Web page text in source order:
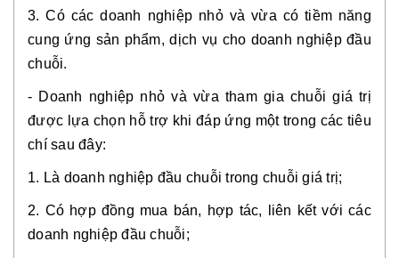
3. Có các doanh nghiệp nhỏ và vừa có tiềm năng
cung ứng sản phẩm, dịch vụ cho doanh nghiệp đầu
chuỗi.
- Doanh nghiệp nhỏ và vừa tham gia chuỗi giá trị
được lựa chọn hỗ trợ khi đáp ứng một trong các tiêu
chí sau đây:
1. Là doanh nghiệp đầu chuỗi trong chuỗi giá trị;
2. Có hợp đồng mua bán, hợp tác, liên kết với các
doanh nghiệp đầu chuỗi;